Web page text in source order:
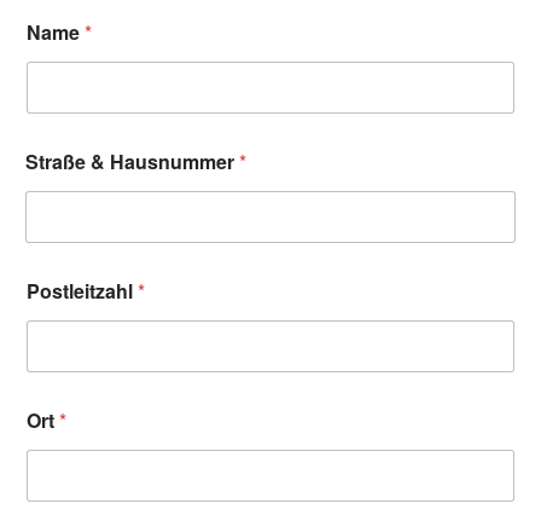
Name*
Straße & Hausnummer*
Postleitzahl*
Ort*